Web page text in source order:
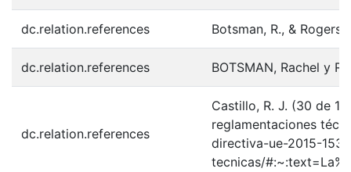
dc.relation.references Botsman, R., &
dc.relation.references BOTSMAN, Rachel y
dc.relation.references
Castillo, R. J. (30 de
reglamentaciones
directiva-ue-2015-
tecnicas/